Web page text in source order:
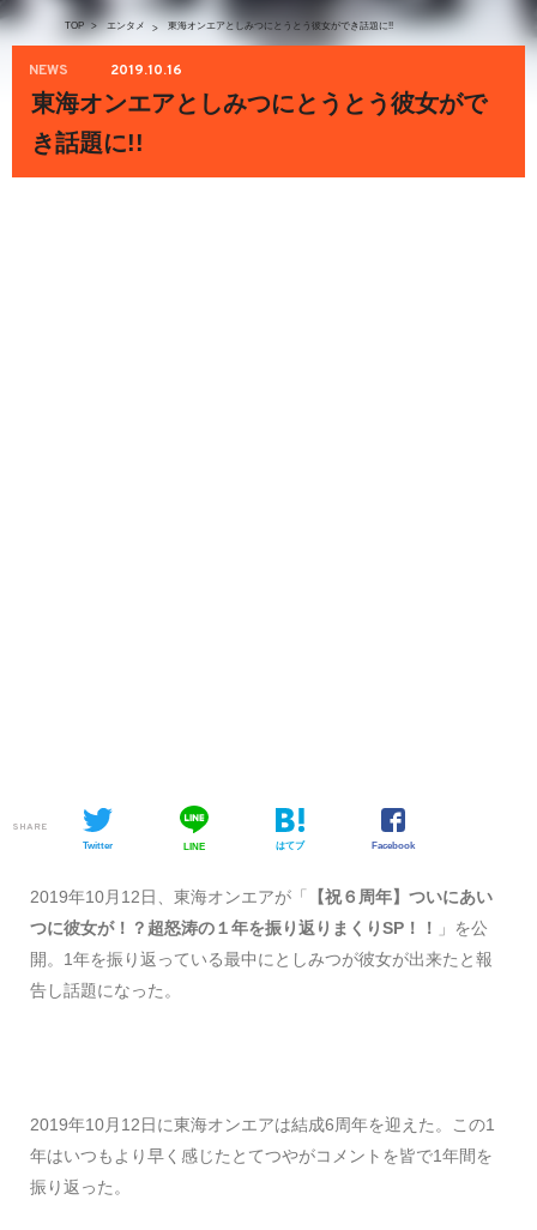
TOP > エンタメ > 東海オンエアとしみつにとうとう彼女ができ話題に!!
NEWS 2019.10.16
東海オンエアとしみつにとうとう彼女がで
き話題に!!
SHARE
Twitter LINE はてブ Facebook
2019年10月12日、東海オンエアが「
【祝６周年】ついにあい
つに彼女が！？超怒涛の１年を振り返りまくりSP！！
」を公
開。1年を振り返っている最中にとしみつが彼女が出来たと報
告し話題になった。
2019年10月12日に東海オンエアは結成6周年を迎えた。この1
年はいつもより早く感じたとてつやがコメントを皆で1年間を
振り返った。